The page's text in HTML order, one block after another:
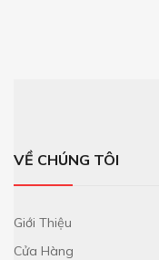
VỀ CHÚNG TÔI
Giới Thiệu
Cửa Hàng